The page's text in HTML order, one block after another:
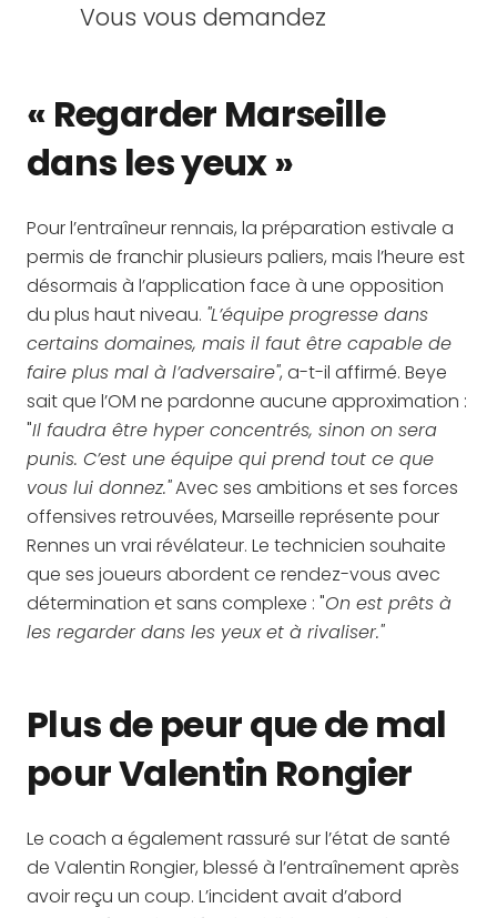
Vous vous demandez
« Regarder Marseille
dans les yeux »
Pour l’entraîneur rennais, la préparation estivale a
permis de franchir plusieurs paliers, mais l’heure est
désormais à l’application face à une opposition
du plus haut niveau. "L’équipe progresse dans
certains domaines, mais il faut être capable de
faire plus mal à l’adversaire", a-t-il affirmé. Beye
sait que l’OM ne pardonne aucune approximation :
"Il faudra être hyper concentrés, sinon on sera
punis. C’est une équipe qui prend tout ce que
vous lui donnez."Avec ses ambitions et ses forces
offensives retrouvées, Marseille représente pour
Rennes un vrai révélateur. Le technicien souhaite
que ses joueurs abordent ce rendez-vous avec
détermination et sans complexe : "On est prêts à
les regarder dans les yeux et à rivaliser."
Plus de peur que de mal
pour Valentin Rongier
Le coach a également rassuré sur l’état de santé
de Valentin Rongier, blessé à l’entraînement après
avoir reçu un coup. L’incident avait d’abord